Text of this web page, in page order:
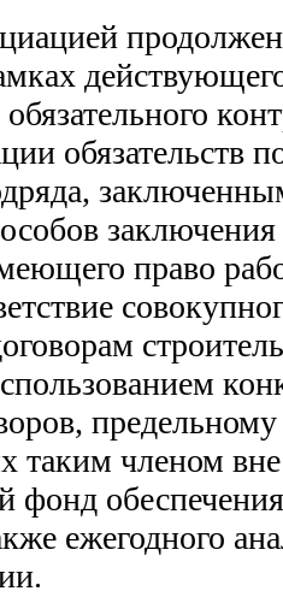
обязательств
заключения
право
предельному
таким членом
фонд
ежегодного